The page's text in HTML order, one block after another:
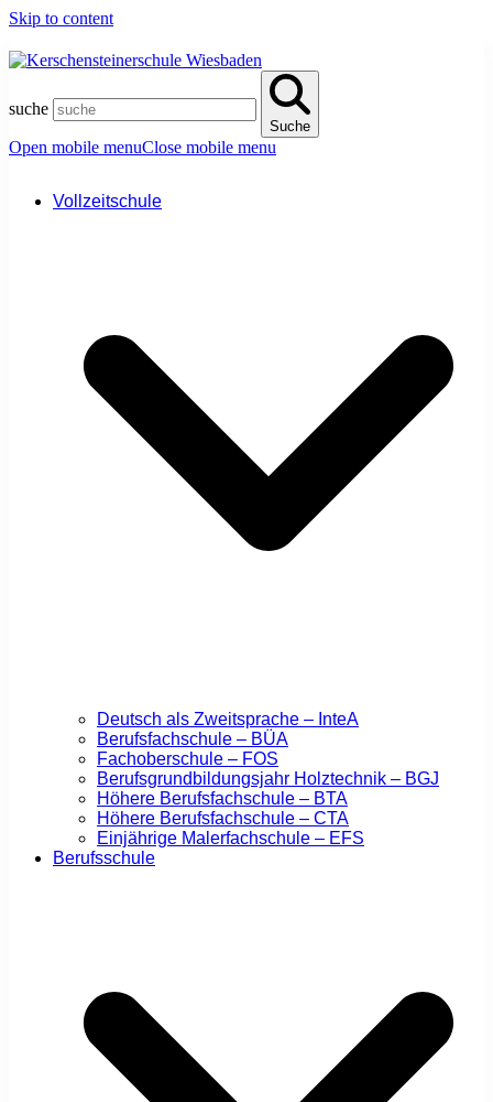
Skip to content
suche
Suche
Open mobile menuClose mobile menu
Vollzeitschule
Deutsch als Zweitsprache – InteA
Berufsfachschule – BÜA
Fachoberschule – FOS
Berufsgrundbildungsjahr Holztechnik – BGJ
Höhere Berufsfachschule – BTA
Höhere Berufsfachschule – CTA
Einjährige Malerfachschule – EFS
Berufsschule